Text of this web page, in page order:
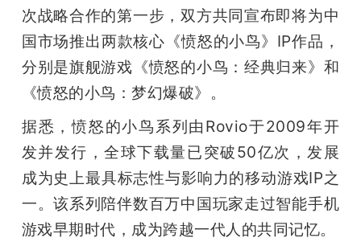
次战略合作的第一步，双方共同宣布即将为中
国市场推出两款核心《愤怒的小鸟》IP作品，
分别是旗舰游戏《愤怒的小鸟：经典归来》和
《愤怒的小鸟：梦幻爆破》。
据悉，愤怒的小鸟系列由Rovio于2009年开
发并发行，全球下载量已突破50亿次，发展
成为史上最具标志性与影响力的移动游戏IP之
一。该系列陪伴数百万中国玩家走过智能手机
游戏早期时代，成为跨越一代人的共同记忆。